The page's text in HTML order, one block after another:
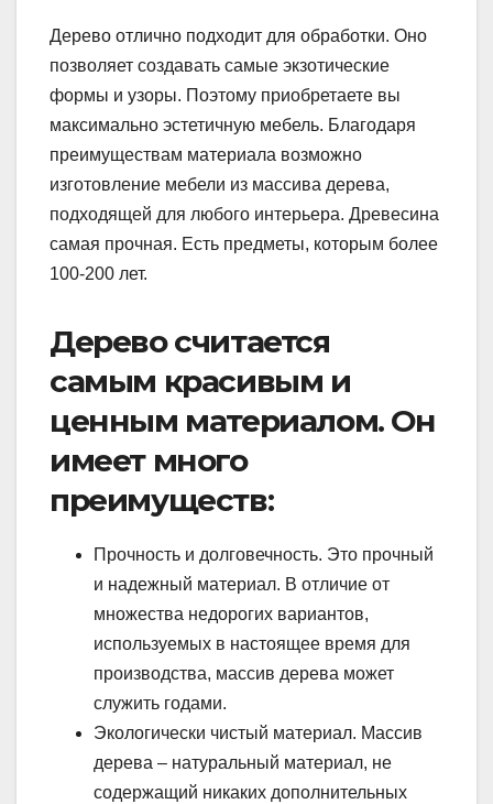
Дерево отлично подходит для обработки. Оно
позволяет создавать самые экзотические
формы и узоры. Поэтому приобретаете вы
максимально эстетичную мебель. Благодаря
преимуществам материала возможно
изготовление мебели из массива дерева,
подходящей для любого интерьера. Древесина
самая прочная. Есть предметы, которым более
100-200 лет.
Дерево считается
самым красивым и
ценным материалом. Он
имеет много
преимуществ:
Прочность и долговечность. Это прочный
и надежный материал. В отличие от
множества недорогих вариантов,
используемых в настоящее время для
производства, массив дерева может
служить годами.
Экологически чистый материал. Массив
дерева – натуральный материал, не
содержащий никаких дополнительных